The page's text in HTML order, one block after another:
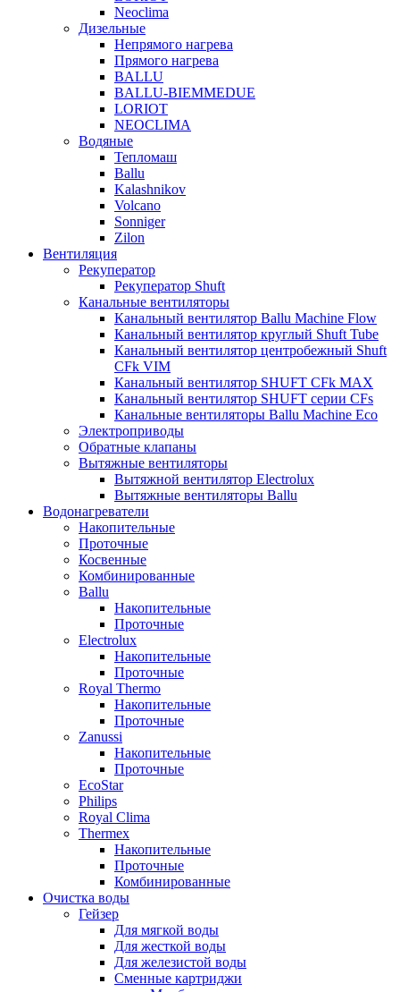
Neoclima
Дизельные
Непрямого нагрева
Прямого нагрева
BALLU
BALLU-BIEMMEDUE
LORIOT
NEOCLIMA
Водяные
Тепломаш
Ballu
Kalashnikov
Volcano
Sonniger
Zilon
Вентиляция
Рекуператор
Рекуператор Shuft
Канальные вентиляторы
Канальный вентилятор Ballu Machine Flow
Канальный вентилятор круглый Shuft Tube
Канальный вентилятор центробежный Shuft
CFk VIM
Канальный вентилятор SHUFT CFk MAX
Канальный вентилятор SHUFT серии CFs
Канальные вентиляторы Ballu Machine Eco
Электроприводы
Обратные клапаны
Вытяжные вентиляторы
Вытяжной вентилятор Electrolux
Вытяжные вентиляторы Ballu
Водонагреватели
Накопительные
Проточные
Косвенные
Комбинированные
Ballu
Накопительные
Проточные
Electrolux
Накопительные
Проточные
Royal Thermo
Накопительные
Проточные
Zanussi
Накопительные
Проточные
EcoStar
Philips
Royal Clima
Thermex
Накопительные
Проточные
Комбинированные
Очистка воды
Гейзер
Для мягкой воды
Для жесткой воды
Для железистой воды
Сменные картриджи